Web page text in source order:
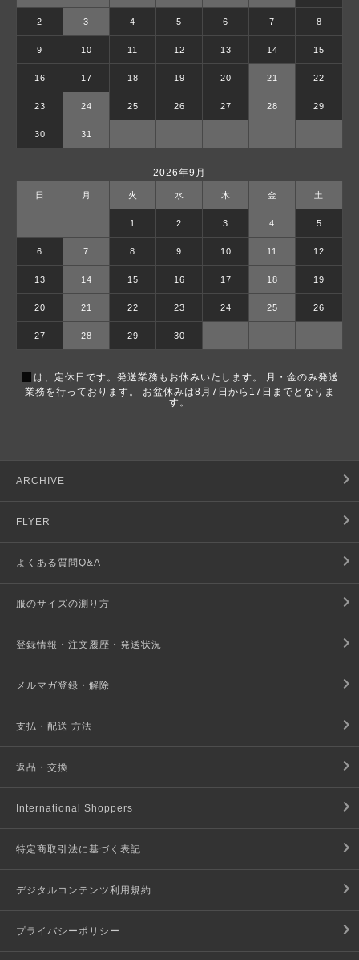
2 3 4 5 6 7 8
9 10 11 12 13 14 15
16 17 18 19 20 21 22
23 24 25 26 27 28 29
30 31
2026年9月
日 月 火 水 木 金 土
1 2 3 4 5
6 7 8 9 10 11 12
13 14 15 16 17 18 19
20 21 22 23 24 25 26
27 28 29 30
■ は、定休日です。発送業務もお休みいたします。 月・金のみ発送
業務を行っております。 お盆休みは8月7日から17日までとなりま
す。
ARCHIVE
FLYER
よくある質問Q&A
服のサイズの測り方
登録情報・注文履歴・発送状況
メルマガ登録・解除
支払・配送 方法
返品・交換
International Shoppers
特定商取引法に基づく表記
デジタルコンテンツ利用規約
プライバシーポリシー